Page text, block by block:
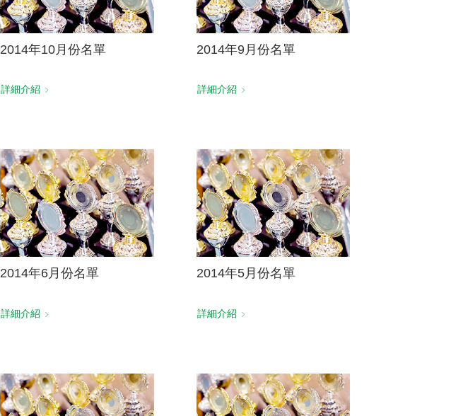
2014年10月份名單
詳細介紹
2014年9月份名單
詳細介紹
2014年6月份名單
詳細介紹
2014年5月份名單
詳細介紹